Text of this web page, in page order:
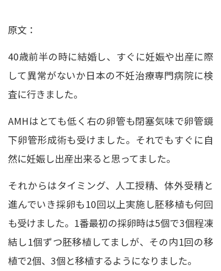
原文：
40歳前半の時に結婚し、すぐに妊娠や出産に際
して異常がないか日本の不妊治療専門病院に検
査に行きました。
AMHはとても低く右の卵管も閉塞気味で卵管鏡
下卵管形成術も受けました。それでもすぐに自
然に妊娠し出産出来ると思ってました。
それからはタイミング、人工授精、体外受精と
進んでいき採卵も10回以上実施し胚移植も何回
も受けました。1番最初の採卵時は5個で3個程凍
結し1個ずつ胚移植してましが、その内1回の移
植で2個、3個と移植するようになりました。